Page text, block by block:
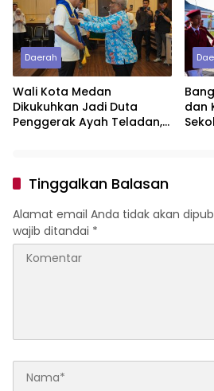
Daerah
Wali Kota Medan
Dikukuhkan Jadi Duta
Penggerak Ayah Teladan,
dan
Tinggalkan Balasan
Alamat email Anda tidak akan
wajib ditandai *